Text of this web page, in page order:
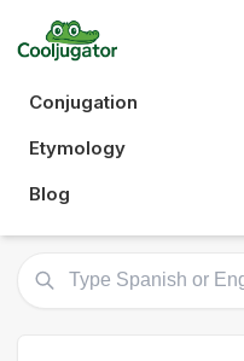
Conjugation
Etymology
Blog